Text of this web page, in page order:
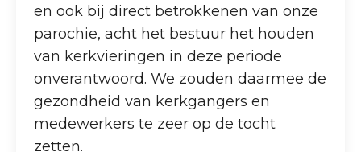
en ook bij direct betrokkenen van onze
parochie, acht het bestuur het houden
van kerkvieringen in deze periode
onverantwoord. We zouden daarmee de
gezondheid van kerkgangers en
medewerkers te zeer op de tocht
zetten.